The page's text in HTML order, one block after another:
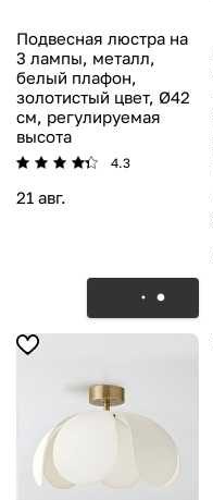
Подвесная люстра на
3 лампы, металл,
белый плафон,
золотистый цвет, Ø42
см, регулируемая
высота
4.3
21 авг.